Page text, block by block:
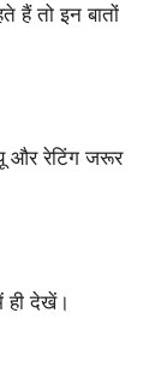
हैं तो इन बातों
और रेटिंग जरूर
ही देखें।